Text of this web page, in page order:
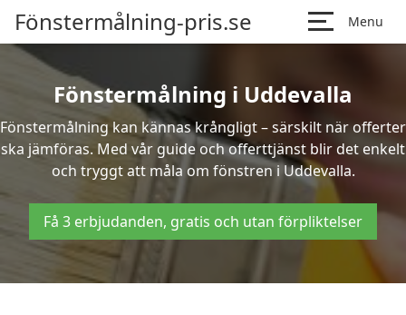
Fönstermålning-pris.se Menu
Fönstermålning i Uddevalla
Fönstermålning kan kännas krångligt – särskilt när offerter
ska jämföras. Med vår guide och offerttjänst blir det enkelt
och tryggt att måla om fönstren i Uddevalla.
Få 3 erbjudanden, gratis och utan förpliktelser